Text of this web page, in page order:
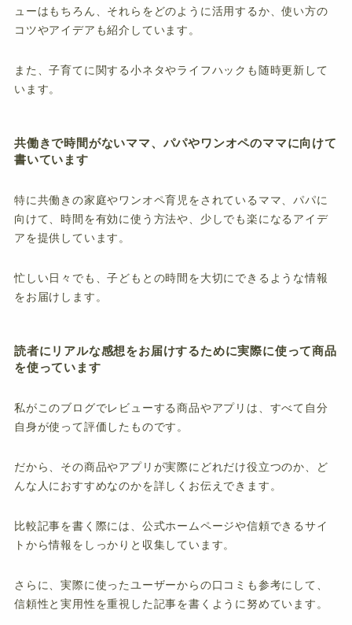
ューはもちろん、それらをどのように活用するか、使い方の
コツやアイデアも紹介しています。
また、子育てに関する小ネタやライフハックも随時更新して
います。
共働きで時間がないママ、パパやワンオペのママに向けて
書いています
特に共働きの家庭やワンオペ育児をされているママ、パパに
向けて、時間を有効に使う方法や、少しでも楽になるアイデ
アを提供しています。
忙しい日々でも、子どもとの時間を大切にできるような情報
をお届けします。
読者にリアルな感想をお届けするために実際に使って商品
を使っています
私がこのブログでレビューする商品やアプリは、すべて自分
自身が使って評価したものです。
だから、その商品やアプリが実際にどれだけ役立つのか、ど
んな人におすすめなのかを詳しくお伝えできます。
比較記事を書く際には、公式ホームページや信頼できるサイ
トから情報をしっかりと収集しています。
さらに、実際に使ったユーザーからの口コミも参考にして、
信頼性と実用性を重視した記事を書くように努めています。